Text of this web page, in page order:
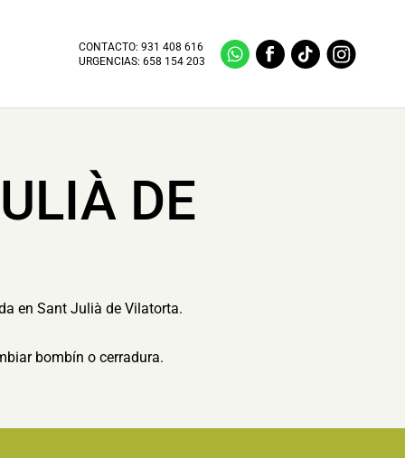
CONTACTO:931 408 616
URGENCIAS:658 154 203
DE
en Sant Julià de Vilatorta.
bombín o cerradura.